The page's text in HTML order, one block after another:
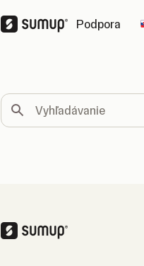
Podpora
Vyhľadávanie